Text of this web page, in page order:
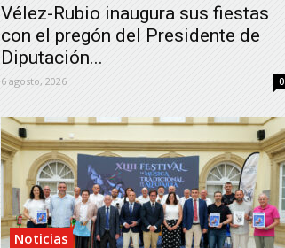
Vélez-Rubio inaugura sus fiestas
con el pregón del Presidente de
Diputación...
6 agosto, 2026 0
Noticias